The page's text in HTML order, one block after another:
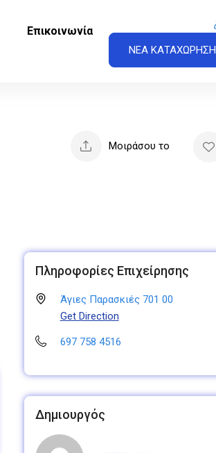
Επικοινωνία
ΝΕΑ ΚΑΤΑΧΩΡΗΣΗ
Μοιράσου το
Πληροφορίες Επιχείρησης
Άγιες Παρασκιές 701 00
Get Direction
697 758 4516
Δημιουργός